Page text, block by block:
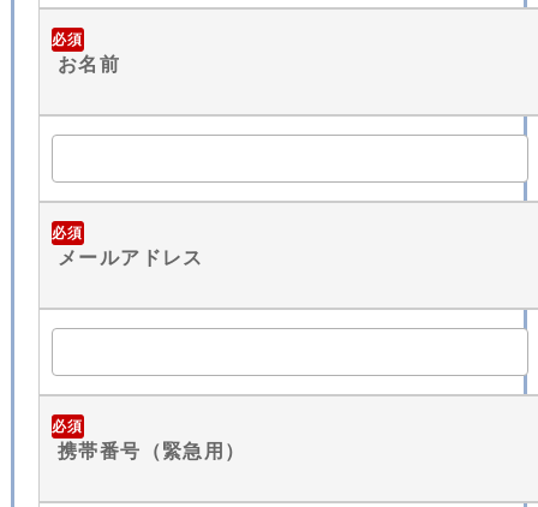
必須
お名前
必須
メールアドレス
必須
携帯番号（緊急用）